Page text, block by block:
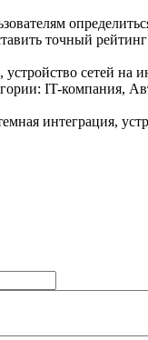
точный
устройство сетей
IT-компания,
интеграция,